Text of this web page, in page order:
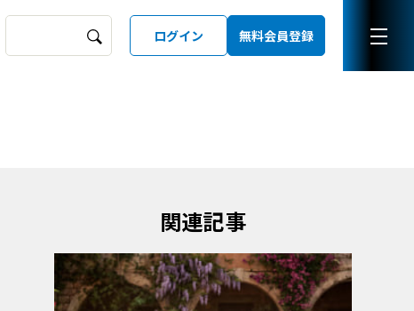
ログイン 無料会員登録
関連記事